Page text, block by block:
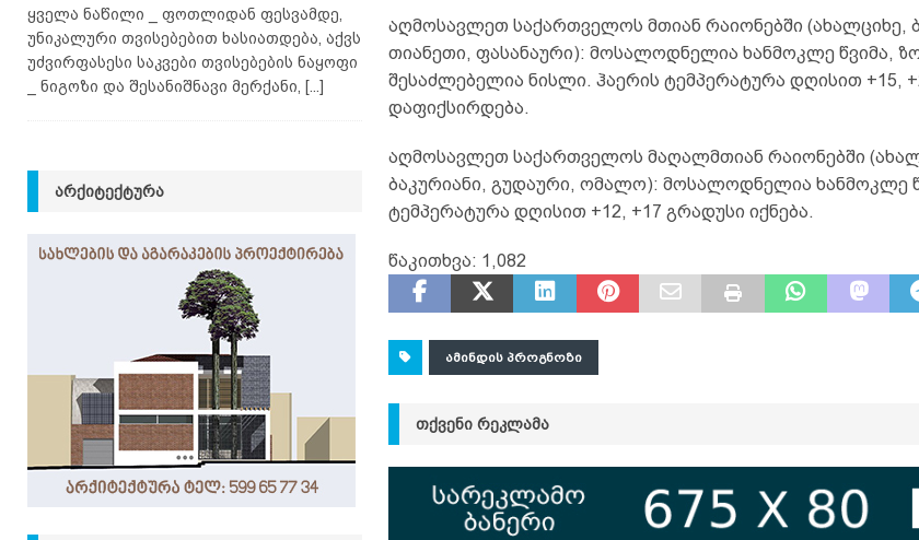
აღმოსავლეთ საქართველოს მთიან რაიონებში (ახალციხე,
თიანეთი, ფასანაური): მოსალოდნელია ხანმოკლე წვიმა,
შესაძლებელია ნისლი. ჰაერის ტემპერატურა დღისით +15,
დაფიქსირდება.
აღმოსავლეთ საქართველოს მაღალმთიან რაიონებში
ბაკურიანი, გუდაური, ომალო): მოსალოდნელია ხანმოკლე
ტემპერატურა დღისით +12, +17 გრადუსი იქნება.
წაკითხვა: 1,082
ᲐᲛᲘᲜᲓᲘᲡ ᲞᲠᲝᲒᲜᲝᲖᲘ
ᲗᲥᲕᲔᲜᲘ ᲠᲔᲙᲚᲐᲛᲐ
ყველა ნაწილი _ ფოთლიდან ფესვამდე,
უნიკალური თვისებებით ხასიათდება, აქვს
უძვირფასესი საკვები თვისებების ნაყოფი
_ ნიგოზი და შესანიშნავი მერქანი,
[...]
ᲐᲠᲥᲘᲢᲔᲥᲢᲣᲠᲐ